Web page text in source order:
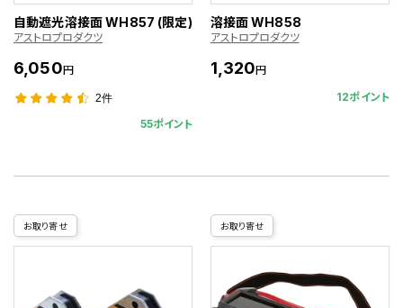
自動遮光溶接面 WH857 (限定)
アストロプロダクツ
6,050円
2件
55ポイント
溶接面 WH858
アストロプロダクツ
1,320円
12ポイント
お取り寄せ お取り寄せ